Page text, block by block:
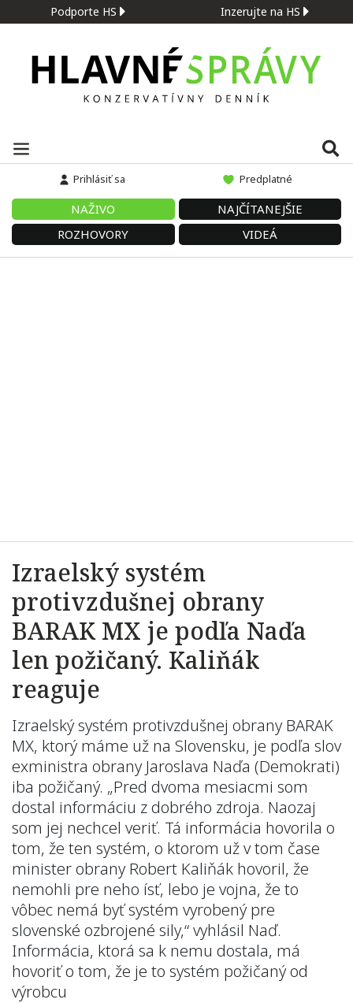
Podporte HS Inzerujte na HS
Prihlásiť sa Predplatné
NAŽIVO
NAJČÍTANEJŠIE
ROZHOVORY
VIDEÁ
Izraelský systém
protivzdušnej obrany
BARAK MX je podľa Naďa
len požičaný. Kaliňák
reaguje
Izraelský systém protivzdušnej obrany BARAK
MX, ktorý máme už na Slovensku, je podľa slov
exministra obrany Jaroslava Naďa (Demokrati)
iba požičaný. „Pred dvoma mesiacmi som
dostal informáciu z dobrého zdroja. Naozaj
som jej nechcel veriť. Tá informácia hovorila o
tom, že ten systém, o ktorom už v tom čase
minister obrany Robert Kaliňák hovoril, že
nemohli pre neho ísť, lebo je vojna, že to
vôbec nemá byť systém vyrobený pre
slovenské ozbrojené sily,“ vyhlásil Naď.
Informácia, ktorá sa k nemu dostala, má
hovoriť o tom, že je to systém požičaný od
výrobcu